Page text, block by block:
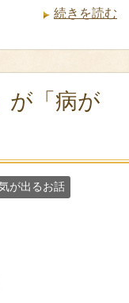
続きを読む
が「病が
が出るお話